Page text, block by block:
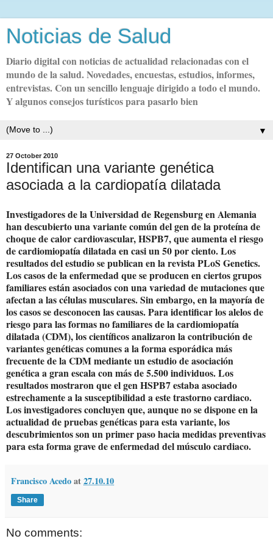
Noticias de Salud
Diario digital con noticias de actualidad relacionadas con el
mundo de la salud. Novedades, encuestas, estudios, informes,
entrevistas. Con un sencillo lenguaje dirigido a todo el mundo.
Y algunos consejos turísticos para pasarlo bien
▼
27 October 2010
Identifican una variante genética
asociada a la cardiopatía dilatada
Investigadores de la Universidad de Regensburg en Alemania
han descubierto una variante común del gen de la proteína de
choque de calor cardiovascular, HSPB7, que aumenta el riesgo
de cardiomiopatía dilatada en casi un 50 por ciento. Los
resultados del estudio se publican en la revista PLoS Genetics.
Los casos de la enfermedad que se producen en ciertos grupos
familiares están asociados con una variedad de mutaciones que
afectan a las células musculares. Sin embargo, en la mayoría de
los casos se desconocen las causas. Para identificar los alelos de
riesgo para las formas no familiares de la cardiomiopatía
dilatada (CDM), los científicos analizaron la contribución de
variantes genéticas comunes a la forma esporádica más
frecuente de la CDM mediante un estudio de asociación
genética a gran escala con más de 5.500 individuos. Los
resultados mostraron que el gen HSPB7 estaba asociado
estrechamente a la susceptibilidad a este trastorno cardiaco.
Los investigadores concluyen que, aunque no se dispone en la
actualidad de pruebas genéticas para esta variante, los
descubrimientos son un primer paso hacia medidas preventivas
para esta forma grave de enfermedad del músculo cardiaco.
Francisco Acedoat27.10.10
Share
No comments: